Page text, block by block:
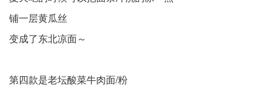
铺一层黄瓜丝
变成了东北凉面～
第四款是老坛酸菜牛肉面/粉